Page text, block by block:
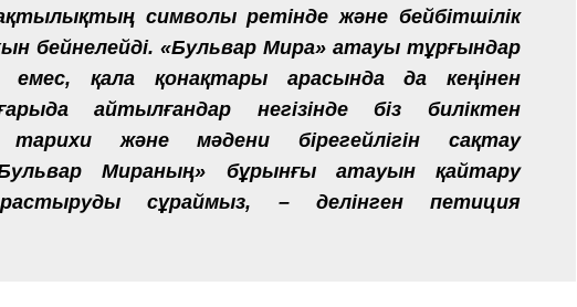
символы ретінде және бейбітшілік
бейнелейді. «Бульвар Мира» атауы тұрғындар
емес, қала қонақтары арасында да кеңінен
айтылғандар негізінде біз биліктен
тарихи және мәдени бірегейлігін сақтау
Мираның» бұрынғы атауын қайтару
сұраймыз, – делінген петиция